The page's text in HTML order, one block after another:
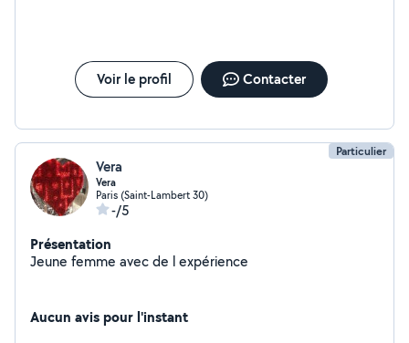
Voir le profil Contacter
Particulier
Vera
Vera
Paris (Saint-Lambert 30)
-/5
Présentation
Jeune femme avec de l expérience
Aucun avis pour l'instant